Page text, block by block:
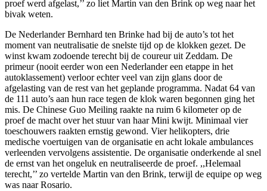
proef werd afgelast,’’ zo liet Martin van den Brink op weg naar het
bivak weten.
De Nederlander Bernhard ten Brinke had bij de auto’s tot het
moment van neutralisatie de snelste tijd op de klokken gezet. De
winst kwam zodoende terecht bij de coureur uit Zeddam. De
primeur (nooit eerder won een Nederlander een etappe in het
autoklassement) verloor echter veel van zijn glans door de
afgelasting van de rest van het geplande programma. Nadat 64 van
de 111 auto’s aan hun race tegen de klok waren begonnen ging het
mis. De Chinese Guo Meiling raakte na ruim 6 kilometer op de
proef de macht over het stuur van haar Mini kwijt. Minimaal vier
toeschouwers raakten ernstig gewond. Vier helikopters, drie
medische voertuigen van de organisatie en acht lokale ambulances
verleenden vervolgens assistentie. De organisatie onderkende al snel
de ernst van het ongeluk en neutraliseerde de proef. ,,Helemaal
terecht,’’ zo vertelde Martin van den Brink, terwijl de equipe op weg
was naar Rosario.